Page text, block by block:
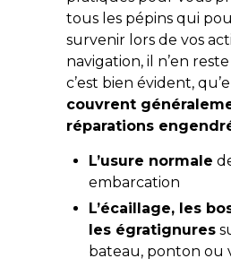
tous les pépins qui
survenir lors de vos
navigation, il n’en
c’est bien évident,
couvrent
réparations
L’usure normale
embarcation
L’écaillage, les
les égratignures
bateau, ponton ou